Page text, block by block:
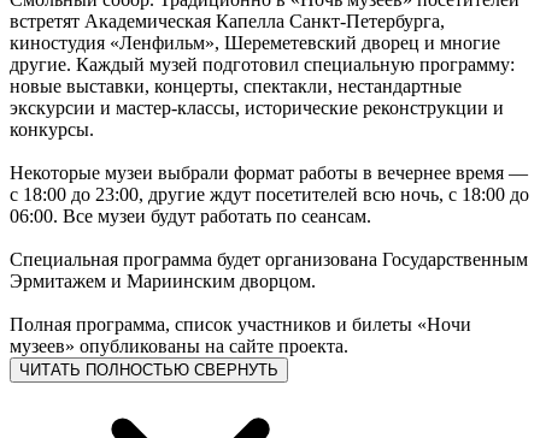
встретят Академическая Капелла Санкт-Петербурга,
киностудия «Ленфильм», Шереметевский дворец и многие
другие. Каждый музей подготовил специальную программу:
новые выставки, концерты, спектакли, нестандартные
экскурсии и мастер-классы, исторические реконструкции и
конкурсы.
Некоторые музеи выбрали формат работы в вечернее время —
с 18:00 до 23:00, другие ждут посетителей всю ночь, с 18:00 до
06:00. Все музеи будут работать по сеансам.
Специальная программа будет организована Государственным
Эрмитажем и Мариинским дворцом.
Полная программа, список участников и билеты «Ночи
музеев» опубликованы на сайте проекта.
ЧИТАТЬ ПОЛНОСТЬЮ СВЕРНУТЬ